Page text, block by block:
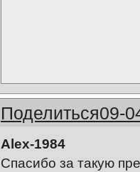
Поделиться09-
Alex-1984
Спасибо за такую